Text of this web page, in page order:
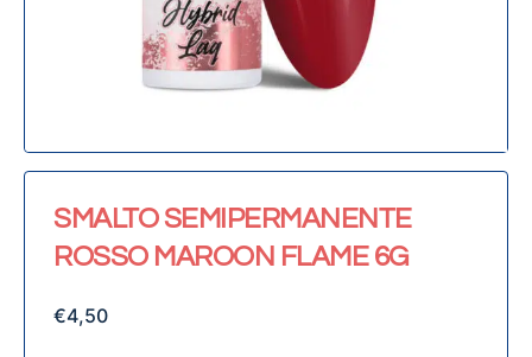
SMALTO SEMIPERMANENTE
ROSSO MAROON FLAME 6G
€4,50